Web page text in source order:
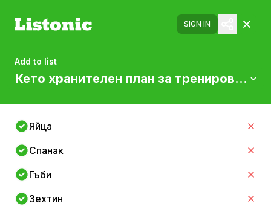
SIGN IN
Add to list
Кето хранителен план за тренировка
Яйца
Спанак
Гъби
Зехтин